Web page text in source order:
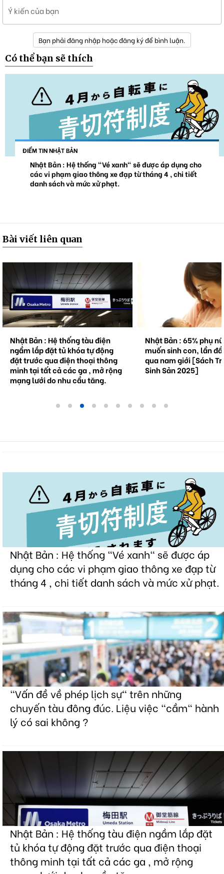
Ý kiến của bạn
Bạn phải đăng nhập hoặc đăng ký để bình luận.
Có thể bạn sẽ thích
ĐIỂM TIN NHẬT BẢN
Nhật Bản : Hệ thống "Vé xanh" sẽ được áp dụng cho
các vi phạm giao thông xe đạp từ tháng 4 , chi tiết
danh sách và mức xử phạt.
Bài viết liên quan
Nhật Bản : Hệ thống tàu điện
ngầm lắp đặt tủ khóa tự động
đặt trước qua điện thoại thông
minh tại tất cả các ga , mở rộng
mạng lưới do nhu cầu tăng.
Nhật Bản : 65% phụ
muốn sinh con, lần
qua nam giới [Sách
Sinh Sản 2025]
Nhật Bản : Hệ thống "Vé xanh" sẽ được áp
dụng cho các vi phạm giao thông xe đạp từ
tháng 4 , chi tiết danh sách và mức xử phạt.
"Vấn đề về phép lịch sự" trên những
chuyến tàu đông đúc. Liệu việc "cầm" hành
lý có sai không ?
Nhật Bản : Hệ thống tàu điện ngầm lắp đặt
tủ khóa tự động đặt trước qua điện thoại
thông minh tại tất cả các ga , mở rộng